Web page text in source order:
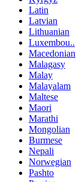
Latin
Latvian
Lithuanian
Luxembou..
Macedonian
Malagasy
Malay
Malayalam
Maltese
Maori
Marathi
Mongolian
Burmese
Nepali
Norwegian
Pashto